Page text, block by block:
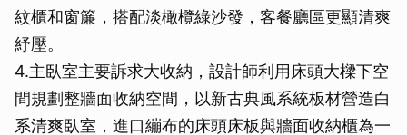
紋櫃和窗簾，搭配淡橄欖綠沙發，客餐廳區更顯清爽
紓壓。
4.主臥室主要訴求大收納，設計師利用床頭大樑下空
間規劃整牆面收納空間，以新古典風系統板材營造白
系清爽臥室，進口繃布的床頭床板與牆面收納櫃為一